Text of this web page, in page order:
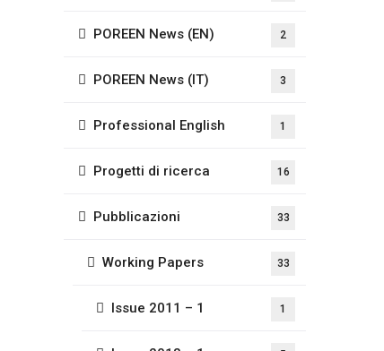
POREEN News (EN) 2
POREEN News (IT) 3
Professional English 1
Progetti di ricerca 16
Pubblicazioni 33
Working Papers 33
Issue 2011 – 1 1